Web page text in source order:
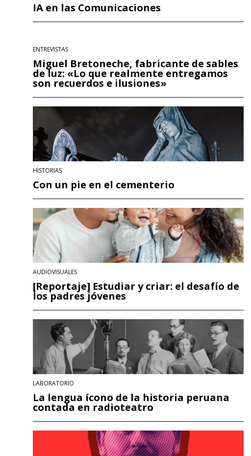
IA en las Comunicaciones
ENTREVISTAS
Miguel Bretoneche, fabricante de sables
de luz: «Lo que realmente entregamos
son recuerdos e ilusiones»
HISTORIAS
Con un pie en el cementerio
AUDIOVISUALES
[Reportaje] Estudiar y criar: el desafío de
los padres jóvenes
LABORATORIO
La lengua ícono de la historia peruana
contada en radioteatro